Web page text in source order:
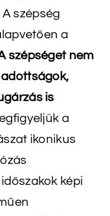
szépség
a
szépséget nem
is
a
ikonikus
képi